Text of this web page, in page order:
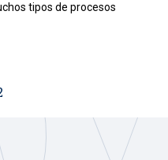
tipos de procesos